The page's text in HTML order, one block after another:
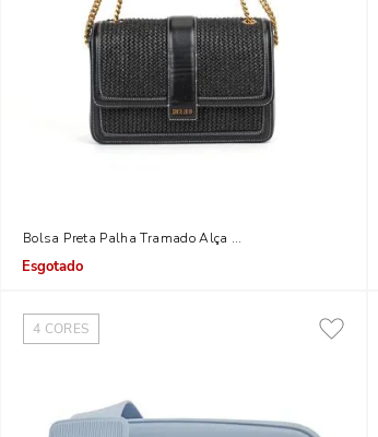
Bolsa Preta Palha Tramado Alça Tiracolo
Indisponível
4 CORES